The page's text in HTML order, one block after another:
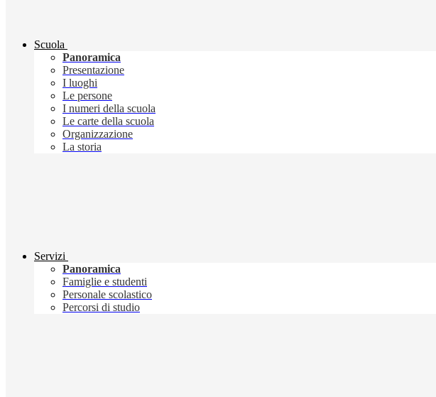
Scuola
Panoramica
Presentazione
I luoghi
Le persone
I numeri della scuola
Le carte della scuola
Organizzazione
La storia
Servizi
Panoramica
Famiglie e studenti
Personale scolastico
Percorsi di studio